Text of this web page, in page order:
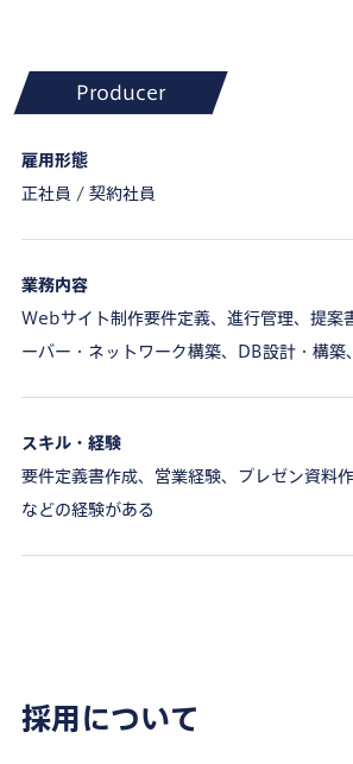
Producer
雇用形態
正社員 / 契約社員
業務内容
Webサイト制作要件定義、進行管理、提案
ーバー・ネットワーク構築、DB設計・構築
スキル・経験
要件定義書作成、営業経験、プレゼン資料
などの経験がある
採用について